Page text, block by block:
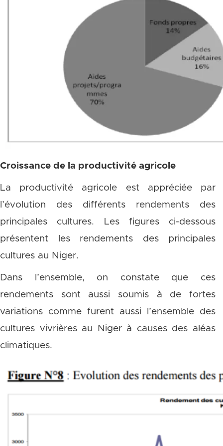
Croissance de la productivité agricole
La productivité agricole est appréciée par
l’évolution des différents rendements des
principales cultures. Les figures ci-dessous
présentent les rendements des principales
cultures au Niger.
Dans l’ensemble, on constate que ces
rendements sont aussi soumis à de fortes
variations comme furent aussi l’ensemble des
cultures vivrières au Niger à causes des aléas
climatiques.